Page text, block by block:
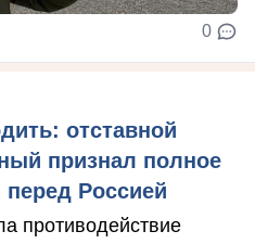
0
отставной
признал полное
Россией
противодействие